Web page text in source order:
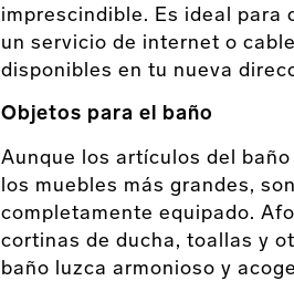
imprescindible. Es ideal para
un servicio de internet o
disponibles en tu nueva
Objetos para el baño
Aunque los artículos del
los muebles más grandes,
completamente equipado.
cortinas de ducha, toallas y
baño luzca armonioso y